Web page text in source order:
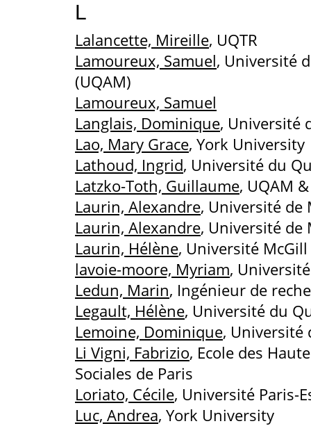
L
Lalancette, Mireille, UQTR
Lamoureux, Samuel, Université
(UQAM)
Lamoureux, Samuel
Langlais, Dominique, Université
Lao, Mary Grace, York University
Lathoud, Ingrid, Université du
Latzko-Toth, Guillaume, UQAM
Laurin, Alexandre, Université de
Laurin, Alexandre, Université de
Laurin, Hélène, Université McGill
lavoie-moore, Myriam,
Ledun, Marin, Ingénieur de
Legault, Hélène, Université du
Lemoine, Dominique, Université
Li Vigni, Fabrizio, Ecole des
Sociales de Paris
Loriato, Cécile, Université Paris-
Luc, Andrea, York University